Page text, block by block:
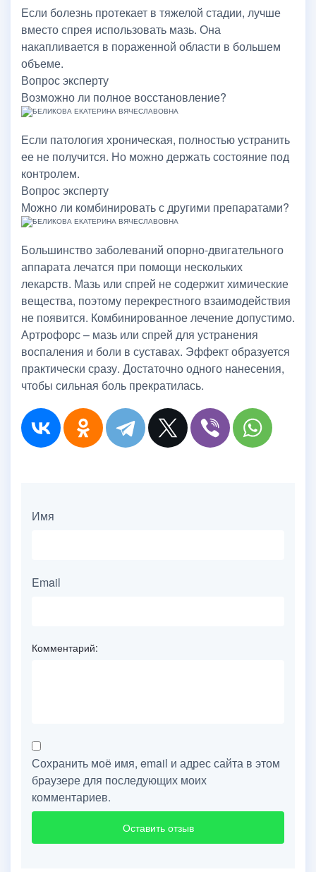
Если болезнь протекает в тяжелой стадии, лучше
вместо спрея использовать мазь. Она
накапливается в пораженной области в большем
объеме.
Вопрос эксперту
Возможно ли полное восстановление?
Если патология хроническая, полностью устранить
ее не получится. Но можно держать состояние под
контролем.
Вопрос эксперту
Можно ли комбинировать с другими препаратами?
Большинство заболеваний опорно-двигательного
аппарата лечатся при помощи нескольких
лекарств. Мазь или спрей не содержит химические
вещества, поэтому перекрестного взаимодействия
не появится. Комбинированное лечение допустимо.
Артрофорс – мазь или спрей для устранения
воспаления и боли в суставах. Эффект образуется
практически сразу. Достаточно одного нанесения,
чтобы сильная боль прекратилась.
Имя
Email
Комментарий:
Сохранить моё имя, email и адрес сайта в этом
браузере для последующих моих
комментариев.